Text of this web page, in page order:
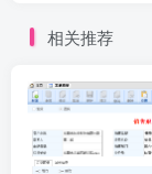
相关推荐